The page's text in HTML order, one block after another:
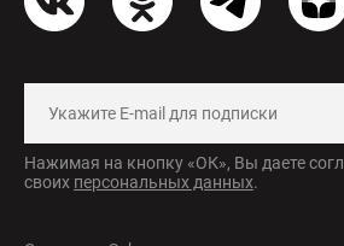
Нажимая на кнопку «ОК», Вы даете
своих персональных данных.